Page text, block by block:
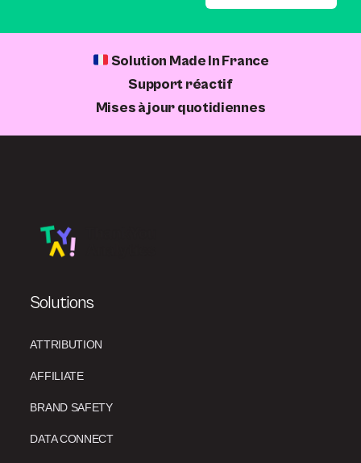
Solution Made In France
Support réactif
Mises à jour quotidiennes
Solutions
ATTRIBUTION
AFFILIATE
BRAND SAFETY
DATA CONNECT